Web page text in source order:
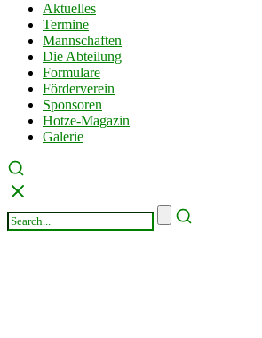
Aktuelles
Termine
Mannschaften
Die Abteilung
Formulare
Förderverein
Sponsoren
Hotze-Magazin
Galerie